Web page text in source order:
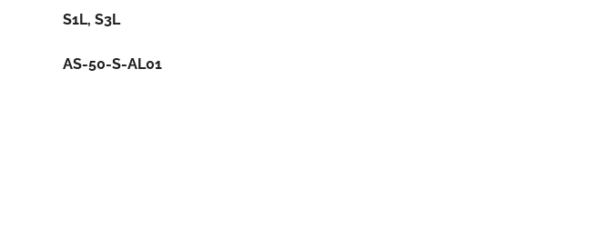
S1L, S3L
AS-50-S-AL01